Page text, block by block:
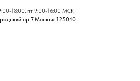
18:00, пт 9:00-16:00 МСК
пр.7 Москва 125040